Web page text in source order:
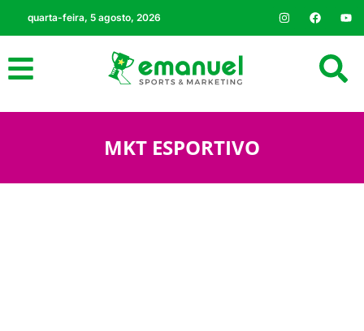
quarta-feira, 5 agosto, 2026
MKT ESPORTIVO